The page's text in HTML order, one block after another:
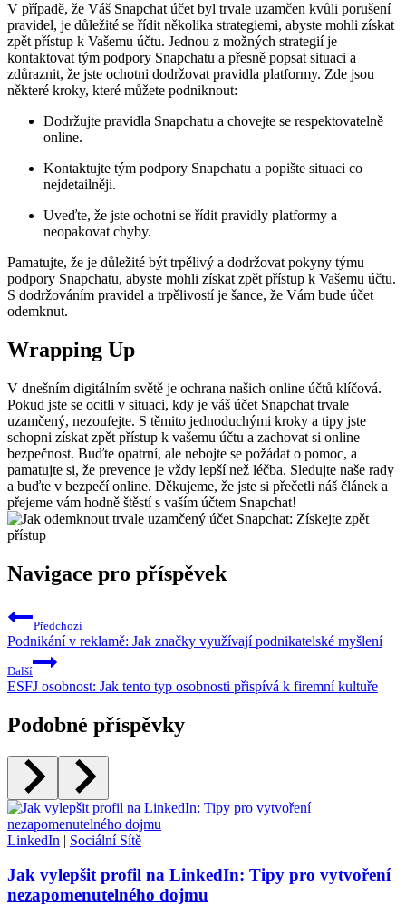
V případě, že Váš Snapchat účet byl trvale uzamčen kvůli porušení
pravidel, je důležité se řídit několika strategiemi, abyste mohli získat
zpět přístup k Vašemu účtu. Jednou z možných strategií je
kontaktovat tým podpory Snapchatu a přesně popsat situaci a
zdůraznit, že jste ochotni dodržovat pravidla platformy. Zde jsou
některé kroky, které můžete podniknout:
Dodržujte pravidla Snapchatu a chovejte se respektovatelně
online.
Kontaktujte tým podpory Snapchatu a popište situaci co
nejdetailněji.
Uveďte, že jste ochotni se řídit pravidly platformy a
neopakovat chyby.
Pamatujte, že je důležité být trpělivý a dodržovat pokyny týmu
podpory Snapchatu, abyste mohli získat zpět přístup k Vašemu účtu.
S dodržováním pravidel a trpělivostí je šance, že Vám bude účet
odemknut.
Wrapping Up
V dnešním digitálním světě je ochrana našich online účtů klíčová.
Pokud jste se ocitli v situaci, kdy je váš účet Snapchat trvale
uzamčený, nezoufejte. S těmito jednoduchými kroky a tipy jste
schopni získat zpět přístup k vašemu účtu a zachovat si online
bezpečnost. Buďte opatrní, ale nebojte se požádat o pomoc, a
pamatujte si, že prevence je vždy lepší než léčba. Sledujte naše rady
a buďte v bezpečí online. Děkujeme, že jste si přečetli náš článek a
přejeme vám hodně štěstí s vaším účtem Snapchat!
Navigace pro příspěvek
Předchozí
Podnikání v reklamě: Jak značky využívají podnikatelské myšlení
Další
ESFJ osobnost: Jak tento typ osobnosti přispívá k firemní kultuře
Podobné příspěvky
LinkedIn | Sociální Sítě
Jak vylepšit profil na LinkedIn: Tipy pro vytvoření
nezapomenutelného dojmu